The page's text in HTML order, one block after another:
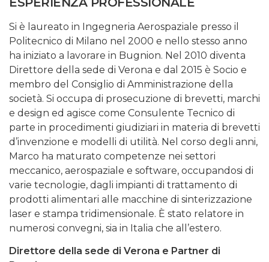
Si è laureato in Ingegneria Aerospaziale presso il
Politecnico di Milano nel 2000 e nello stesso anno
ha iniziato a lavorare in Bugnion. Nel 2010 diventa
Direttore della sede di Verona e dal 2015 è Socio e
membro del Consiglio di Amministrazione della
società. Si occupa di prosecuzione di brevetti, marchi
e design ed agisce come Consulente Tecnico di
parte in procedimenti giudiziari in materia di brevetti
d’invenzione e modelli di utilità. Nel corso degli anni,
Marco ha maturato competenze nei settori
meccanico, aerospaziale e software, occupandosi di
varie tecnologie, dagli impianti di trattamento di
prodotti alimentari alle macchine di sinterizzazione
laser e stampa tridimensionale. È stato relatore in
numerosi convegni, sia in Italia che all’estero.
Direttore della sede di Verona e Partner di